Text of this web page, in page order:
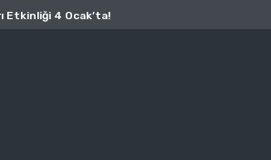
Etkinliği 4 Ocak’ta!